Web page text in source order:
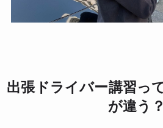
出張ドライバー講習っ
が違う？